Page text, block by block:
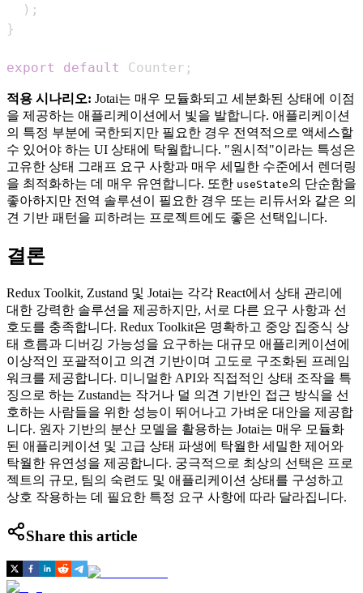
) ;
}
export default Counter ;
적용 시나리오: Jotai는 매우 모듈화되고 세분화된 상태에 이점
을 제공하는 애플리케이션에서 빛을 발합니다. 애플리케이션
의 특정 부분에 국한되지만 필요한 경우 전역적으로 액세스할
수 있어야 하는 UI 상태에 탁월합니다. "원시적"이라는 특성은
고유한 상태 그래프 요구 사항과 매우 세밀한 수준에서 렌더링
을 최적화하는 데 매우 유연합니다. 또한 useState의 단순함을
좋아하지만 전역 솔루션이 필요한 경우 또는 리듀서와 같은 의
견 기반 패턴을 피하려는 프로젝트에도 좋은 선택입니다.
결론
Redux Toolkit, Zustand 및 Jotai는 각각 React에서 상태 관리에
대한 강력한 솔루션을 제공하지만, 서로 다른 요구 사항과 선
호도를 충족합니다. Redux Toolkit은 명확하고 중앙 집중식 상
태 흐름과 디버깅 가능성을 요구하는 대규모 애플리케이션에
이상적인 포괄적이고 의견 기반이며 고도로 구조화된 프레임
워크를 제공합니다. 미니멀한 API와 직접적인 상태 조작을 특
징으로 하는 Zustand는 작거나 덜 의견 기반인 접근 방식을 선
호하는 사람들을 위한 성능이 뛰어나고 가벼운 대안을 제공합
니다. 원자 기반의 분산 모델을 활용하는 Jotai는 매우 모듈화
된 애플리케이션 및 고급 상태 파생에 탁월한 세밀한 제어와
탁월한 유연성을 제공합니다. 궁극적으로 최상의 선택은 프로
젝트의 규모, 팀의 숙련도 및 애플리케이션 상태를 구성하고
상호 작용하는 데 필요한 특정 요구 사항에 따라 달라집니다.
Share this article